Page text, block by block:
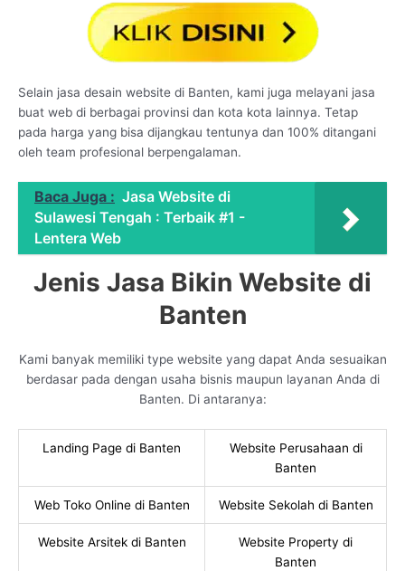
Selain jasa desain website di Banten, kami juga melayani jasa
buat web di berbagai provinsi dan kota kota lainnya. Tetap
pada harga yang bisa dijangkau tentunya dan 100% ditangani
oleh team profesional berpengalaman.
Baca Juga : Jasa Website di
Sulawesi Tengah : Terbaik #1 -
Lentera Web
Jenis Jasa Bikin Website di
Banten
Kami banyak memiliki type website yang dapat Anda sesuaikan
berdasar pada dengan usaha bisnis maupun layanan Anda di
Banten. Di antaranya:
Landing Page di Banten
Website Perusahaan di
Banten
Web Toko Online di Banten Website Sekolah di Banten
Website Arsitek di Banten
Website Property di
Banten